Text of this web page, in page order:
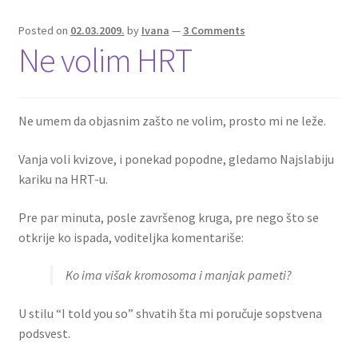
Posted on 02.03.2009. by Ivana — 3 Comments
Ne volim HRT
Ne umem da objasnim zašto ne volim, prosto mi ne leže.
Vanja voli kvizove, i ponekad popodne, gledamo Najslabiju
kariku na HRT-u.
Pre par minuta, posle završenog kruga, pre nego što se
otkrije ko ispada, voditeljka komentariše:
Ko ima višak kromosoma i manjak pameti?
U stilu “I told you so” shvatih šta mi poručuje sopstvena
podsvest.